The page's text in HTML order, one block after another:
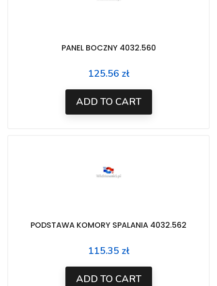
PANEL BOCZNY 4032.560
Price
125.56 zł
ADD TO CART
PODSTAWA KOMORY SPALANIA 4032.562
Price
115.35 zł
ADD TO CART